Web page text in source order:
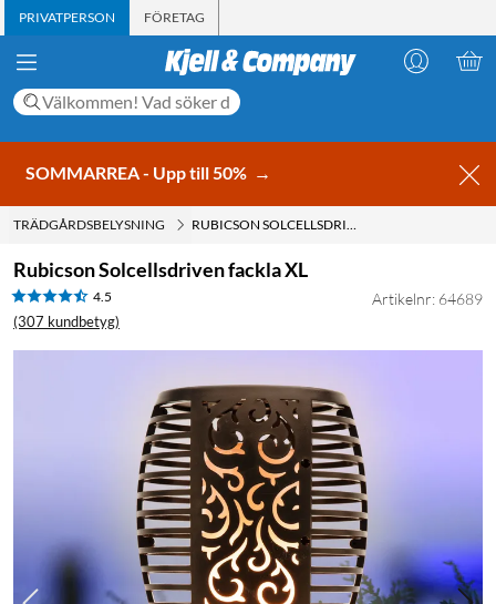
PRIVATPERSON FÖRETAG
SOMMARREA - Upp till 50% →
TRÄDGÅRDSBELYSNING RUBICSON SOLCELLSDRIVEN FACKLA XL
Rubicson Solcellsdriven fackla XL
4.5
(307 kundbetyg)
Artikelnr: 64689